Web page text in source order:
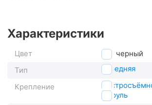
Характеристики
Цвет
черный
Тип
передняя
Крепление
на руль